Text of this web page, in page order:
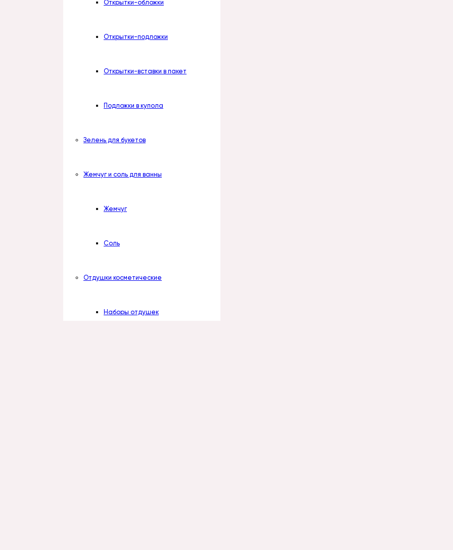
Открытки-обложки
Открытки-подложки
Открытки-вставки в пакет
Подложки в купола
Зелень для букетов
Жемчуг и соль для ванны
Жемчуг
Соль
Отдушки косметические
Наборы отдушек